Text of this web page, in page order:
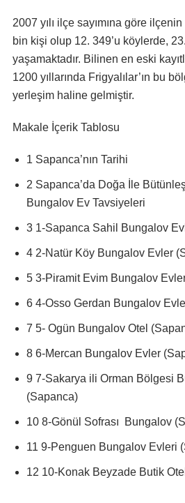
2007 yılı ilçe sayımına göre
bin kişi olup 12. 349’u köylerde,
yaşamaktadır. Bilinen en eski
1200 yıllarında Frigyalılar’ın bu
yerleşim haline gelmiştir.
Makale İçerik Tablosu
1 Sapanca’nın Tarihi
2 Sapanca’da Doğa İle
Bungalov Ev Tavsiyeleri
3 1-Sapanca Sahil Bungalov
4 2-Natür Köy Bungalov Evler
5 3-Piramit Evim Bungalov
6 4-Osso Gerdan Bungalov
7 5- Ogün Bungalov Otel
8 6-Mercan Bungalov Evler
9 7-Sakarya ili Orman Bölgesi
(Sapanca)
10 8-Gönül Sofrası Bungalov
11 9-Penguen Bungalov Evleri
12 10-Konak Beyzade Butik